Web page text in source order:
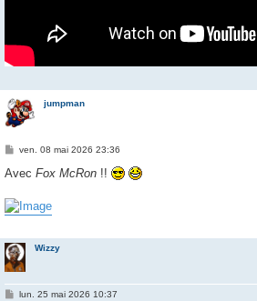
jumpman
M
s
g
e
ven. 08 mai 2026 23:36
Avec Fox McRon !!
Wizzy
Mlun. 25 mai 2026 10:37